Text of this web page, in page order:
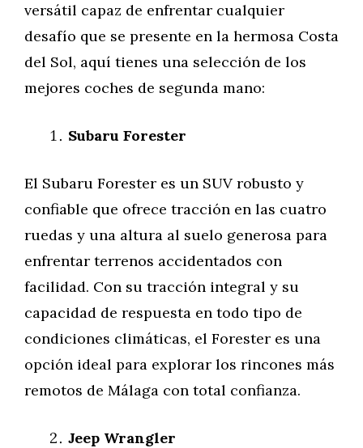
versátil capaz de enfrentar cualquier
desafío que se presente en la hermosa Costa
del Sol, aquí tienes una selección de los
mejores coches de segunda mano:
Subaru Forester
El Subaru Forester es un SUV robusto y
confiable que ofrece tracción en las cuatro
ruedas y una altura al suelo generosa para
enfrentar terrenos accidentados con
facilidad. Con su tracción integral y su
capacidad de respuesta en todo tipo de
condiciones climáticas, el Forester es una
opción ideal para explorar los rincones más
remotos de Málaga con total confianza.
Jeep Wrangler